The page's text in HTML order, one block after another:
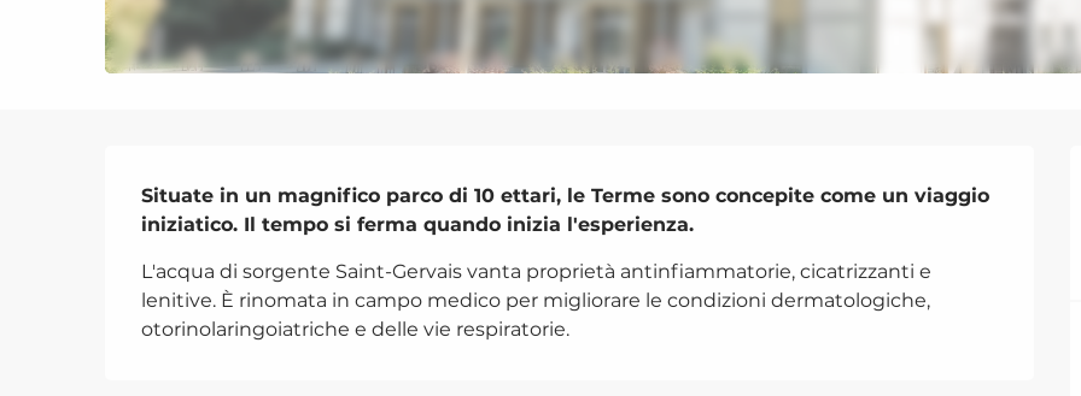
Descrizione
Situate in un magnifico parco di 10 ettari, le Terme sono concepite come un viaggio
iniziatico. Il tempo si ferma quando inizia l'esperienza.
L'acqua di sorgente Saint-Gervais vanta proprietà antinfiammatorie, cicatrizzanti e
lenitive. È rinomata in campo medico per migliorare le condizioni dermatologiche,
otorinolaringoiatriche e delle vie respiratorie.